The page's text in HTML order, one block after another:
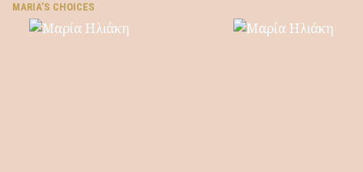
ΜARIA’S CHOICES